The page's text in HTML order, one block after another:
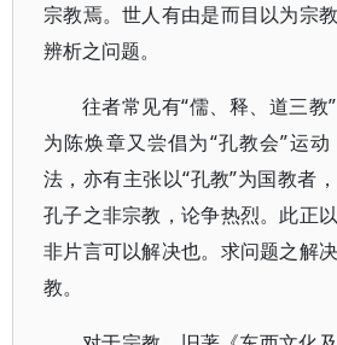
宗教焉。世人有由是而目以为宗
辨析之问题。
往者常见有“儒、释、道三教
为陈焕章又尝倡为“孔教会”运
法，亦有主张以“孔教”为国教者
孔子之非宗教，论争热烈。此正
非片言可以解决也。求问题之解
教。